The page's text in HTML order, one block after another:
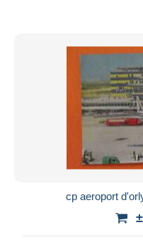
cp aeroport